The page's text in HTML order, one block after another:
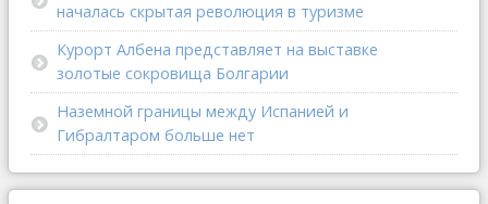
началась скрытая революция в туризме
Курорт Албена представляет на выставке
золотые сокровища Болгарии
Наземной границы между Испанией и
Гибралтаром больше нет